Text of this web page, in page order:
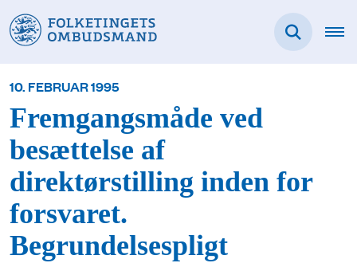
10. FEBRUAR 1995
Fremgangsmåde ved
besættelse af
direktørstilling inden for
forsvaret.
Begrundelsespligt